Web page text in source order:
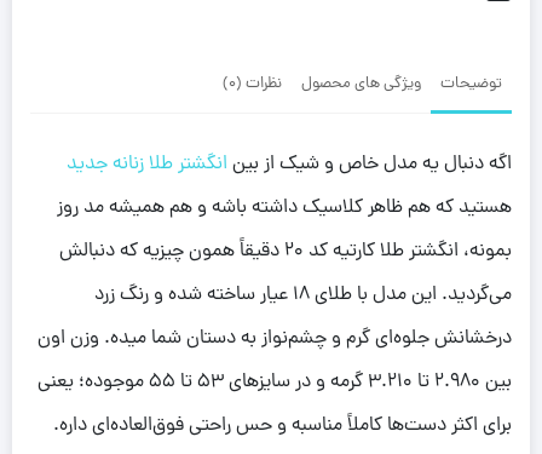
توضیحات ویژگی های محصول نظرات (0)
اگه دنبال یه مدل خاص و شیک از بین انگشتر طلا زنانه جدید
هستید که هم ظاهر کلاسیک داشته باشه و هم همیشه مد روز
بمونه، انگشتر طلا کارتیه کد 20 دقیقاً همون چیزیه که دنبالش
می‌گردید. این مدل با طلای 18 عیار ساخته شده و رنگ زرد
درخشانش جلوه‌ای گرم و چشم‌نواز به دستان شما میده. وزن اون
بین 2.980 تا 3.210 گرمه و در سایزهای 53 تا 55 موجوده؛ یعنی
برای اکثر دست‌ها کاملاً مناسبه و حس راحتی فوق‌العاده‌ای داره.